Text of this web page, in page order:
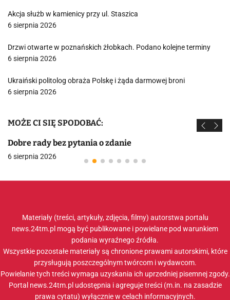
Akcja służb w kamienicy przy ul. Staszica
6 sierpnia 2026
Drzwi otwarte w poznańskich żłobkach. Podano kolejne terminy
6 sierpnia 2026
Ukraiński politolog obraża Polskę i żąda darmowej broni
6 sierpnia 2026
MOŻE CI SIĘ SPODOBAĆ:
Dobre rady bez pytania o zdanie
6 sierpnia 2026
Materiały (treści, artykuły, zdjęcia, filmy) autorstwa portalu
news.24tm.pl mogą być publikowane i powielane pod warunkiem
podania wyraźnego źródła.
Wszystkie pozostałe materiały są chronione prawami autorskimi, które
przysługują poszczególnym twórcom i wydawcom.
Powielanie tych treści wymaga uzyskania ich uprzedniej pisemnej zgody.
Portal news.24tm.pl udostępnia i agreguje treści (m.in. na zasadzie
prawa cytatu) wyłącznie w celach informacyjnych.